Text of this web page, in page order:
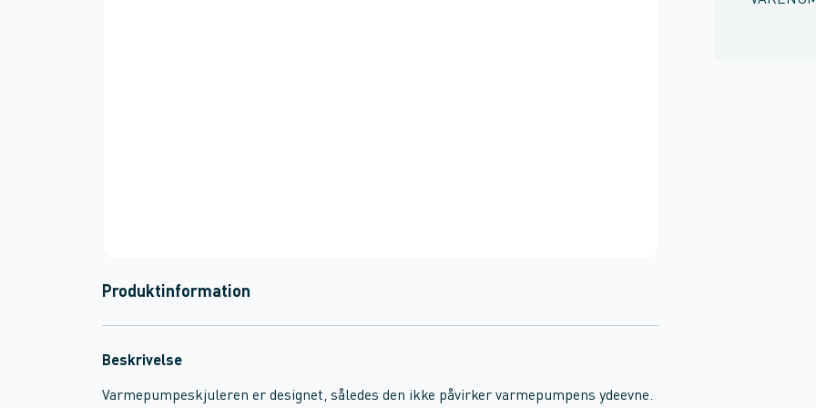
Produktinformation
Beskrivelse
Varmepumpeskjuleren er designet, således den ikke påvirker varmepumpens ydeevne.